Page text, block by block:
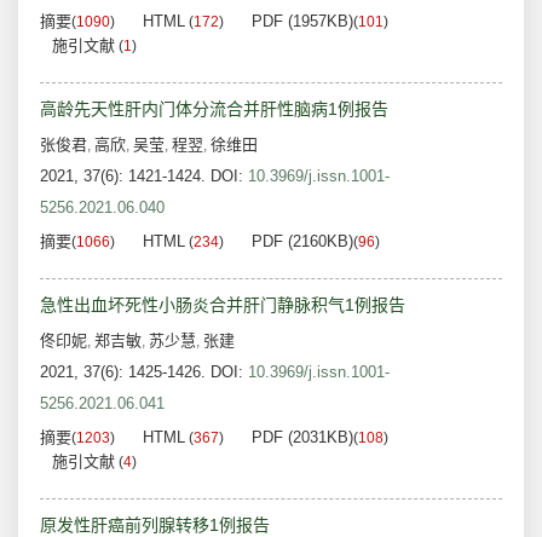
摘要(1090) HTML (172) PDF (1957KB)(101)
施引文献 (1)
高龄先天性肝内门体分流合并肝性脑病1例报告
张俊君, 高欣, 吴莹, 程翌, 徐维田
2021, 37(6): 1421-1424. DOI: 10.3969/j.issn.1001-
5256.2021.06.040
摘要(1066) HTML (234) PDF (2160KB)(96)
急性出血坏死性小肠炎合并肝门静脉积气1例报告
佟印妮, 郑吉敏, 苏少慧, 张建
2021, 37(6): 1425-1426. DOI: 10.3969/j.issn.1001-
5256.2021.06.041
摘要(1203) HTML (367) PDF (2031KB)(108)
施引文献 (4)
原发性肝癌前列腺转移1例报告